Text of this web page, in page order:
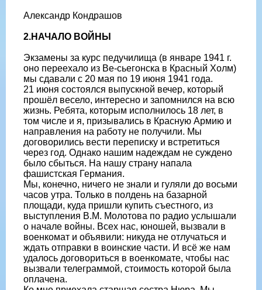
Александр Кондрашов
2.НАЧАЛО ВОЙНЫ
Экзамены за курс педучилища (в январе 1941 г.
оно переехало из Ве-сьегонска в Красный Холм)
мы сдавали с 20 мая по 19 июня 1941 года.
21 июня состоялся выпускной вечер, который
прошёл весело, интересно и запомнился на всю
жизнь. Ребята, которым исполнилось 18 лет, в
том числе и я, призывались в Красную Армию и
направления на работу не получили. Мы
договорились вести переписку и встретиться
через год. Однако нашим надеждам не суждено
было сбыться. На нашу страну напала
фашистская Германия.
Мы, конечно, ничего не знали и гуляли до восьми
часов утра. Только в полдень на базарной
площади, куда пришли купить съестного, из
выступления В.М. Молотова по радио услышали
о начале войны. Всех нас, юношей, вызвали в
военкомат и объявили: никуда не отлучаться и
ждать отправки в воинские части. И всё же нам
удалось договориться в военкомате, чтобы нас
вызвали телеграммой, стоимость которой была
оплачена.